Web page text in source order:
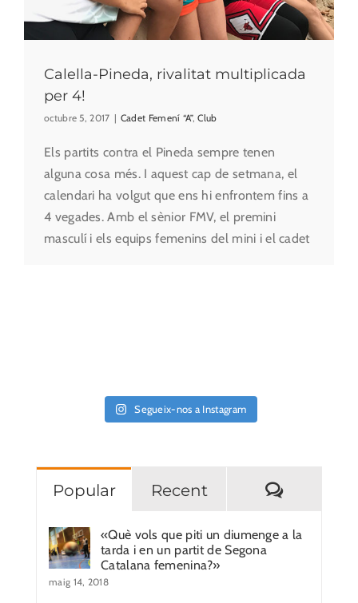
Calella-Pineda, rivalitat multiplicada
per 4!
octubre 5, 2017 | Cadet Femení “A”,Club
Els partits contra el Pineda sempre tenen
alguna cosa més. I aquest cap de setmana, el
calendari ha volgut que ens hi enfrontem fins a
4 vegades. Amb el sènior FMV, el premini
masculí i els equips femenins del mini i el cadet
Segueix-nos a Instagram
Popular Recent
«Què vols que piti un diumenge a la
tarda i en un partit de Segona
Catalana femenina?»
maig 14, 2018